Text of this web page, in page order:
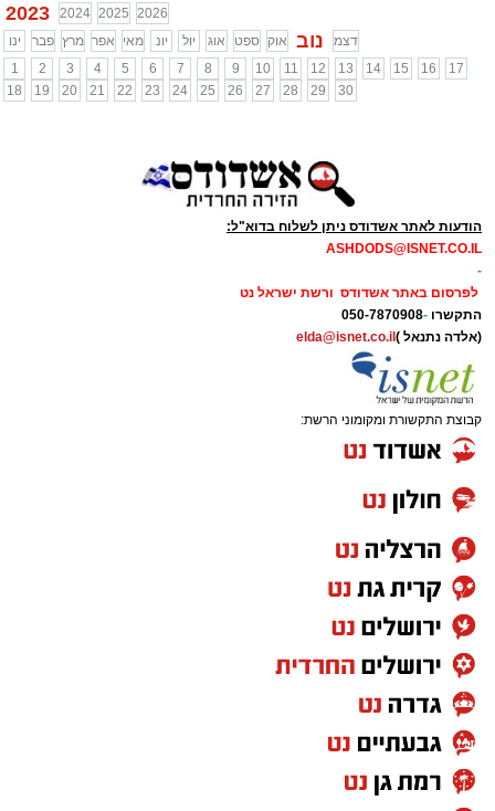
2023 2024 2025 2026
ינו
פבר מרץ אפר מאי יונ יול אוג ספט אוק נוב
דצמ
1
2 3 4 5 6 7 8 9 10 11 12 13 14 15 16
17
18
19 20 21 22 23 24 25 26 27 28 29 30
הודעות לאתר אשדודס ניתן לשלוח בדוא"ל:
ASHDODS@ISNET.CO.IL
-
לפרסום באתר אשדודס ורשת ישראל נט
התקשרו -
050-7870908
(אלדה נתנאל ) elda@isnet.co.il
קבוצת התקשורת ומקומוני הרשת: